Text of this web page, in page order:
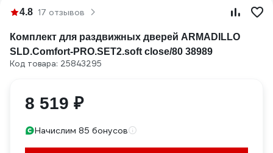
4.8 17 отзывов
Комплект для раздвижных дверей ARMADILLO
SLD.Comfort-PRO.SET2.soft close/80 38989
Код товара: 25843295
8 519 ₽
Начислим 85 бонусов